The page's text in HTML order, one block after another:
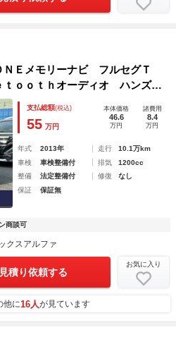
Ｅメモリーナビ フルセグＴ
ｏｏｔｈオーディオ ハンズフ
ト フォグライト ＴＲＣ ＥＴ
フト プッシュスタート
支払総額(税込)
55 万円
本体価格
46.6
万円
諸費用
8.4
万円
年式 2013年 走行
10.1万km
車検
車検整備付 排気
1200cc
整備
法定整備付 修復
なし
保証
保証無
商談可
クスアルファ
積り依頼する
お気に入り
他に16人が見ています